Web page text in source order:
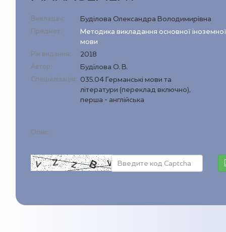
Викладач: Буділова Олександра Володимирівна
Предмет:
Методика викладання основної
мови
Рік видання: 2018
Автор: Буділова О. В.
Спеціалізація: 035.04 Германські мови та
літератури (переклад включно),
перша - англійська
Опис: